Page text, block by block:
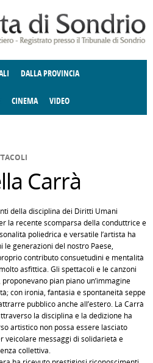
DALLA PROVINCIA
CCCVA
CINEMA VIDEO
Carrà
della disciplina dei Diritti Umani
la recente scomparsa della conduttrice e
poliedrica e versatile l’artista ha
generazioni del nostro Paese,
contributo consuetudini e mentalità
asfittica. Gli spettacoli e le canzoni
pian piano un’immagine
con ironia, fantasia e spontaneità seppe
pubblico anche all’estero. La Carrà
la disciplina e la dedizione ha
artistico non possa essere lasciato
veicolare messaggi di solidarietà e
collettiva.